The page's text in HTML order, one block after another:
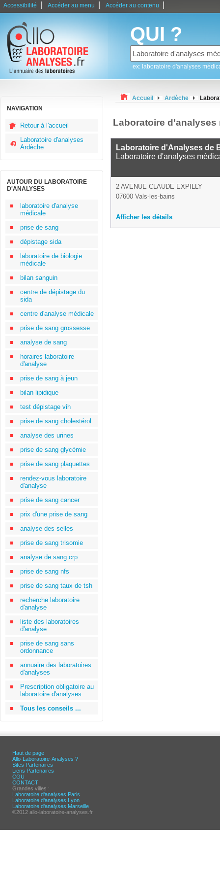
Accessibilité Accéder au menu Accéder au contenu
QUI ?
ex: laboratoire d'analyses
NAVIGATION
Retour à l'accueil
Laboratoire d'analyses
Ardèche
AUTOUR DU LABORATOIRE
D'ANALYSES
laboratoire d'analyse
médicale
prise de sang
dépistage sida
laboratoire de biologie
médicale
bilan sanguin
centre de dépistage du
sida
centre d'analyse médicale
prise de sang grossesse
analyse de sang
horaires laboratoire
d'analyse
prise de sang à jeun
bilan lipidique
test dépistage vih
prise de sang cholestérol
analyse des urines
prise de sang glycémie
prise de sang plaquettes
rendez-vous laboratoire
d'analyse
prise de sang cancer
prix d'une prise de sang
analyse des selles
prise de sang trisomie
analyse de sang crp
prise de sang nfs
prise de sang taux de tsh
recherche laboratoire
d'analyse
liste des laboratoires
d'analyse
prise de sang sans
ordonnance
annuaire des laboratoires
d'analyses
Prescription obligatoire au
laboratoire d'analyses
Tous les conseils ...
Accueil Ardèche
Laboratoire d'analyses
Laboratoire d'Analyses de
Laboratoire d'analyses
2 AVENUE CLAUDE EXPILLY
07600 Vals-les-bains
Afficher les détails
Haut de page
Allo-Laboratoire-Analyses ?
Sites Partenaires
Liens Partenaires
CGU
CONTACT
Grandes villes :
Laboratoire d'analyses Paris
Laboratoire d'analyses Lyon
Laboratoire d'analyses Marseille
©2012 allo-laboratoire-analyses.fr